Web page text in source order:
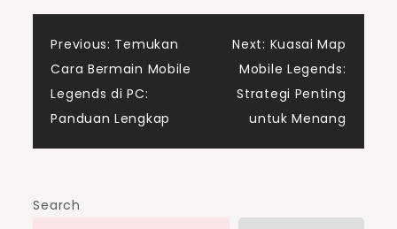
Post
navigation
Previous: Temukan
Cara Bermain Mobile
Legends di PC:
Panduan Lengkap
Next: Kuasai Map
Mobile Legends:
Strategi Penting
untuk Menang
Search